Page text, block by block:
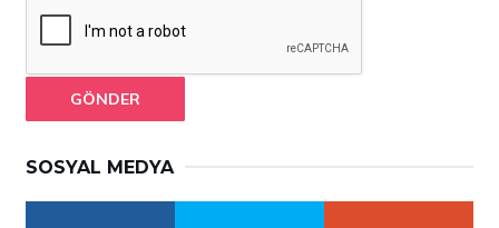
GÖNDER
SOSYAL MEDYA